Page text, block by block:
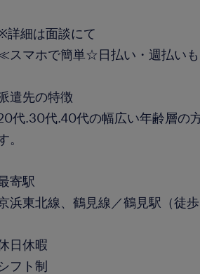
詳細は面談にて
スマホで簡単☆日払い・週払い
遣先の特徴
代.30代.40代の幅広い年齢層の
。
寄駅
浜東北線、鶴見線／鶴見駅（徒歩
日休暇
フト制